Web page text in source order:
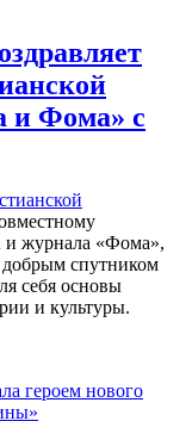
и Фома» с
и журнала «Фома»,
добрым спутником
себя основы
и культуры.